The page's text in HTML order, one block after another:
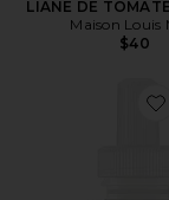
LIANE DE
Maison Louis
$40